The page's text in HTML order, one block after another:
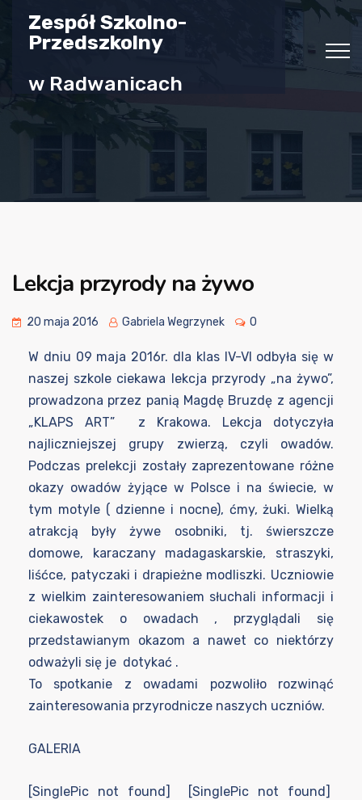
Zespół Szkolno-
Przedszkolny
w Radwanicach
Lekcja przyrody na żywo
20 maja 2016 Gabriela Wegrzynek 0
W dniu 09 maja 2016r. dla klas IV-VI odbyła się w
naszej szkole ciekawa lekcja przyrody „na żywo”,
prowadzona przez panią Magdę Bruzdę z agencji
„KLAPS ART” z Krakowa. Lekcja dotyczyła
najliczniejszej grupy zwierzą, czyli owadów.
Podczas prelekcji zostały zaprezentowane różne
okazy owadów żyjące w Polsce i na świecie, w
tym motyle ( dzienne i nocne), ćmy, żuki. Wielką
atrakcją były żywe osobniki, tj. świerszcze
domowe, karaczany madagaskarskie, straszyki,
liśćce, patyczaki i drapieżne modliszki. Uczniowie
z wielkim zainteresowaniem słuchali informacji i
ciekawostek o owadach , przyglądali się
przedstawianym okazom a nawet co niektórzy
odważyli się je dotykać .
To spotkanie z owadami pozwoliło rozwinąć
zainteresowania przyrodnicze naszych uczniów.
GALERIA
[SinglePic not found] [SinglePic not found]